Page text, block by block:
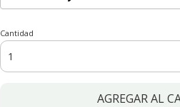
Cantidad
AGREGAR AL